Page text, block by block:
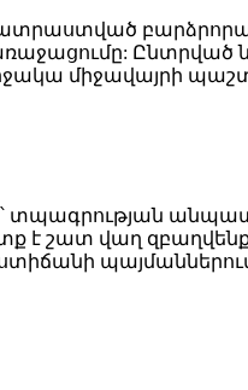
Ընտրված
միջավայրի
տպագրության
շատ վաղ զբաղվենք